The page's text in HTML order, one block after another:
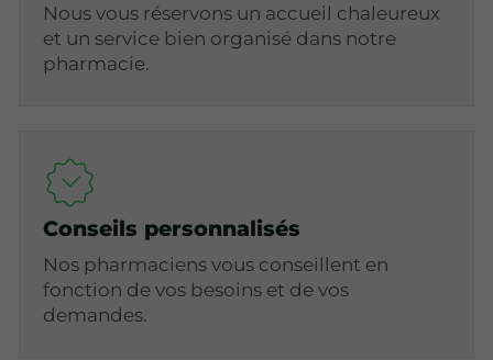
Nous vous réservons un accueil chaleureux
et un service bien organisé dans notre
pharmacie.
Conseils personnalisés
Nos pharmaciens vous conseillent en
fonction de vos besoins et de vos
demandes.